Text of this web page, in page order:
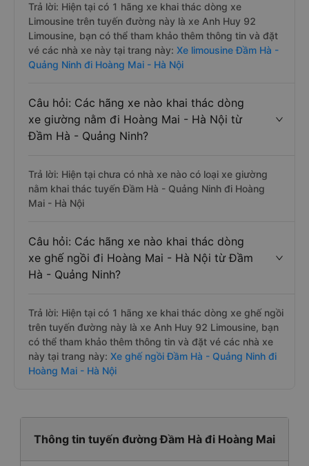
Trả lời: Hiện tại có 1 hãng xe khai thác dòng xe
Limousine trên tuyến đường này là xe Anh Huy 92
Limousine, bạn có thể tham khảo thêm thông tin và đặt
vé các nhà xe này tại trang này: Xe limousine Đầm Hà -
Quảng Ninh đi Hoàng Mai - Hà Nội
Câu hỏi: Các hãng xe nào khai thác dòng
xe giường nằm đi Hoàng Mai - Hà Nội từ
Đầm Hà - Quảng Ninh?
Trả lời: Hiện tại chưa có nhà xe nào có loại xe giường
nằm khai thác tuyến Đầm Hà - Quảng Ninh đi Hoàng
Mai - Hà Nội
Câu hỏi: Các hãng xe nào khai thác dòng
xe ghế ngồi đi Hoàng Mai - Hà Nội từ Đầm
Hà - Quảng Ninh?
Trả lời: Hiện tại có 1 hãng xe khai thác dòng xe ghế ngồi
trên tuyến đường này là xe Anh Huy 92 Limousine, bạn
có thể tham khảo thêm thông tin và đặt vé các nhà xe
này tại trang này: Xe ghế ngồi Đầm Hà - Quảng Ninh đi
Hoàng Mai - Hà Nội
Thông tin tuyến đường Đầm Hà đi Hoàng Mai